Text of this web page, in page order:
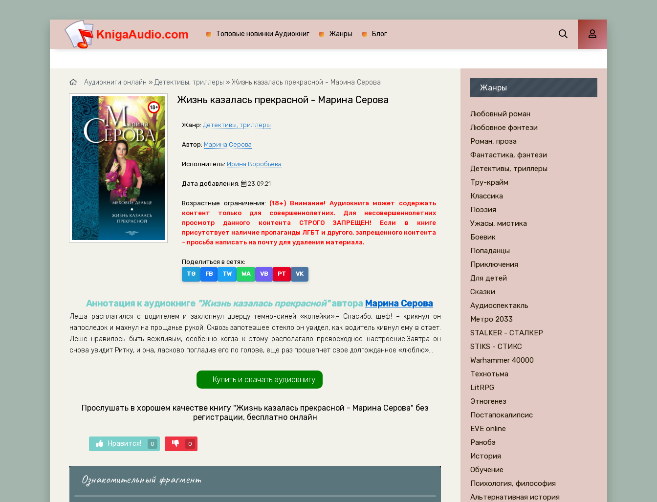
Топовые новинки Аудиокниг Жанры Блог
Аудиокниги онлайн » Детективы, триллеры » Жизнь казалась прекрасной - Марина Серова
Жизнь казалась прекрасной - Марина Серова
Жанр: Детективы, триллеры
Автор: Марина Серова
Исполнитель: Ирина Воробьёва
Дата добавления: 23.09.21
Возрастные ограничения: (18+) Внимание! Аудиокнига может содержать
контент только для совершеннолетних. Для несовершеннолетних
просмотр данного контента СТРОГО ЗАПРЕЩЕН! Если в книге
присутствует наличие пропаганды ЛГБТ и другого, запрещенного контента
- просьба написать на почту для удаления материала.
Поделиться в сетях:
TG FB TW WA VB PT VK
Аннотация к аудиокниге "Жизнь казалась прекрасной"автора Марина Серова
Леша расплатился с водителем и захлопнул дверцу темно-синей «копейки».– Спасибо, шеф! – крикнул он
напоследок и махнул на прощанье рукой. Сквозь запотевшее стекло он увидел, как водитель кивнул ему в ответ.
Леше нравилось быть вежливым, особенно когда к этому располагало превосходное настроение.Завтра он
снова увидит Ритку, и она, ласково погладив его по голове, еще раз прошепчет свое долгожданное «люблю»…
Купить и скачать аудиокнигу
Прослушать в хорошем качестве книгу "Жизнь казалась прекрасной - Марина Серова" без
регистрации, бесплатно онлайн
Нравится! 0 0
Ознакомительный фрагмент
Жанры
Любовный роман
Любовное фэнтези
Роман, проза
Фантастика, фэнтези
Детективы, триллеры
Тру-крайм
Классика
Поэзия
Ужасы, мистика
Боевик
Попаданцы
Приключения
Для детей
Сказки
Аудиоспектакль
Метро 2033
STALKER - СТАЛКЕР
STIKS - СТИКС
Warhammer 40000
Технотьма
LitRPG
Этногенез
Постапокалипсис
EVE online
Ранобэ
История
Обучение
Психология, философия
Альтернативная история